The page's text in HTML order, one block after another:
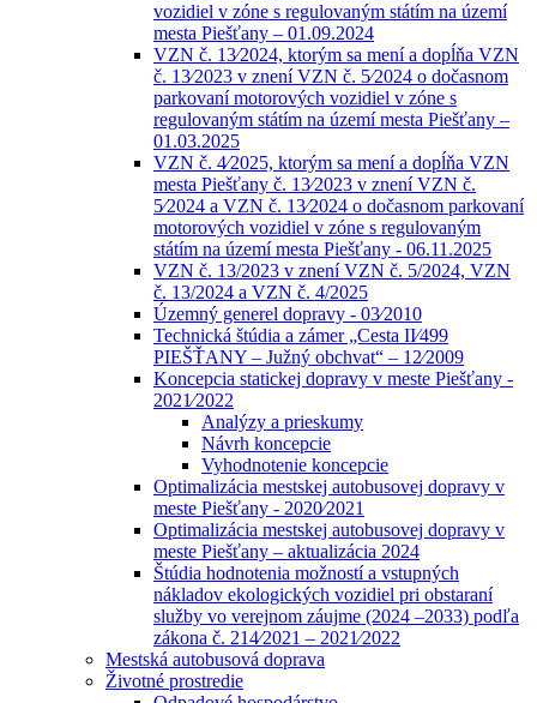
vozidiel v zóne s regulovaným státím na území
mesta Piešťany – 01.09.2024
VZN č. 13⁄2024, ktorým sa mení a dopĺňa VZN
č. 13⁄2023 v znení VZN č. 5⁄2024 o dočasnom
parkovaní motorových vozidiel v zóne s
regulovaným státím na území mesta Piešťany –
01.03.2025
VZN č. 4⁄2025, ktorým sa mení a dopĺňa VZN
mesta Piešťany č. 13⁄2023 v znení VZN č.
5⁄2024 a VZN č. 13⁄2024 o dočasnom parkovaní
motorových vozidiel v zóne s regulovaným
státím na území mesta Piešťany - 06.11.2025
VZN č. 13/2023 v znení VZN č. 5/2024, VZN
č. 13/2024 a VZN č. 4/2025
Územný generel dopravy - 03⁄2010
Technická štúdia a zámer „Cesta II⁄499
PIEŠŤANY – Južný obchvat“ – 12⁄2009
Koncepcia statickej dopravy v meste Piešťany -
2021⁄2022
Analýzy a prieskumy
Návrh koncepcie
Vyhodnotenie koncepcie
Optimalizácia mestskej autobusovej dopravy v
meste Piešťany - 2020⁄2021
Optimalizácia mestskej autobusovej dopravy v
meste Piešťany – aktualizácia 2024
Štúdia hodnotenia možností a vstupných
nákladov ekologických vozidiel pri obstaraní
služby vo verejnom záujme (2024 –2033) podľa
zákona č. 214⁄2021 – 2021⁄2022
Mestská autobusová doprava
Životné prostredie